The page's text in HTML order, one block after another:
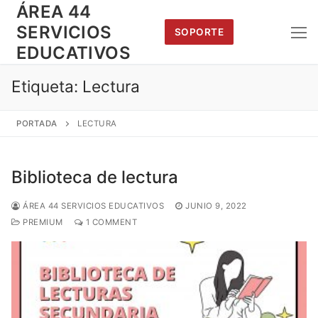
Saltar
contenido
ÁREA 44
SERVICIOS
EDUCATIVOS
SOPORTE
Etiqueta: Lectura
PORTADA LECTURA
Biblioteca de lectura
ÁREA 44 SERVICIOS EDUCATIVOS
JUNIO 9, 2022
PREMIUM
1 COMMENT